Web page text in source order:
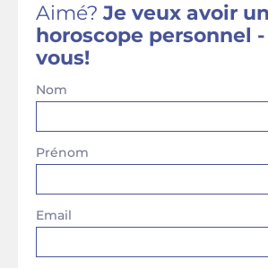
Aimé? Je veux avoir un
horoscope personnel
vous!
Nom
Prénom
Email